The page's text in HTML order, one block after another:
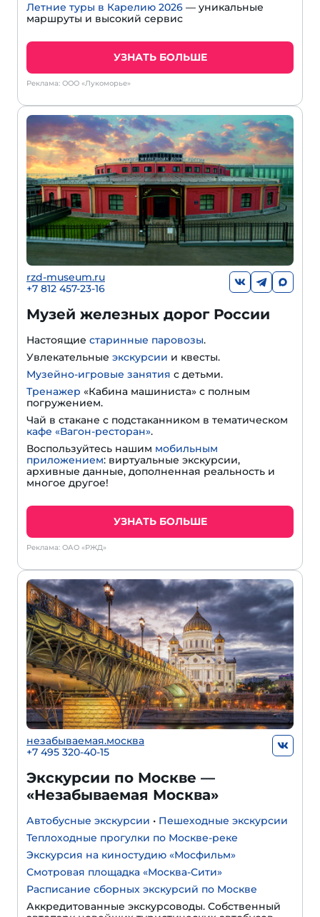
Летние туры в Карелию 2026 — уникальные
маршруты и высокий сервис
УЗНАТЬ БОЛЬШЕ
Реклама: ООО «Лукоморье»
rzd-museum.ru
+7 812 457-23-16
Музей железных дорог России
Настоящие старинные паровозы.
Увлекательные экскурсии и квесты.
Музейно-игровые занятия с детьми.
Тренажер «Кабина машиниста» с полным
погружением.
Чай в стакане с подстаканником в тематическом
кафе «Вагон-ресторан».
Воспользуйтесь нашим мобильным
приложением: виртуальные экскурсии,
архивные данные, дополненная реальность и
многое другое!
УЗНАТЬ БОЛЬШЕ
Реклама: ОАО «РЖД»
незабываемая.москва
+7 495 320-40-15
Экскурсии по Москве —
«Незабываемая Москва»
Автобусные экскурсии • Пешеходные экскурсии
Теплоходные прогулки по Москве-реке
Экскурсия на киностудию «Мосфильм»
Смотровая площадка «Москва-Сити»
Расписание сборных экскурсий по Москве
Аккредитованные экскурсоводы. Собственный